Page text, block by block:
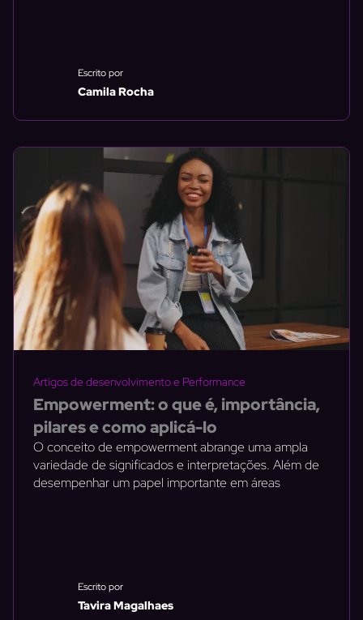
Escrito por
Camila Rocha
Artigos de desenvolvimento e Performance
Empowerment: o que é, importância,
pilares e como aplicá-lo
O conceito de empowerment abrange uma ampla
variedade de significados e interpretações. Além de
desempenhar um papel importante em áreas
Escrito por
Tavira Magalhaes